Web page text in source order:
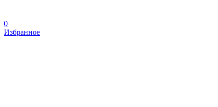
0
Избранное